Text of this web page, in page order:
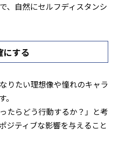
、自然にセルフディスタンシ
にする
りたい理想像や憧れのキャラ
たらどう行動するか？」と考
ジティブな影響を与えること